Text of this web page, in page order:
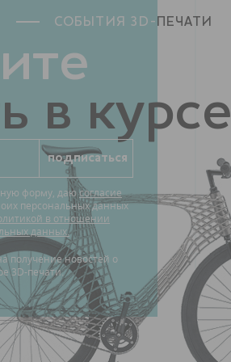
в курсе
СОБЫТИЯ 3D- ПЕЧАТИ
форму, даюсогласие
персональных данных
в отношении
данных.
3D-печати.